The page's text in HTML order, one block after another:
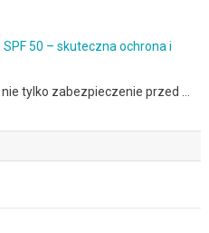
50 – skuteczna ochrona i
tylko zabezpieczenie przed …